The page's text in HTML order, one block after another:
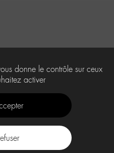
donne le contrôle sur ceux
activer